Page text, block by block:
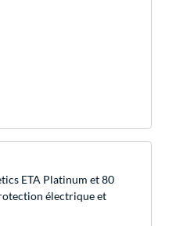
ETA Platinum et 80
électrique et